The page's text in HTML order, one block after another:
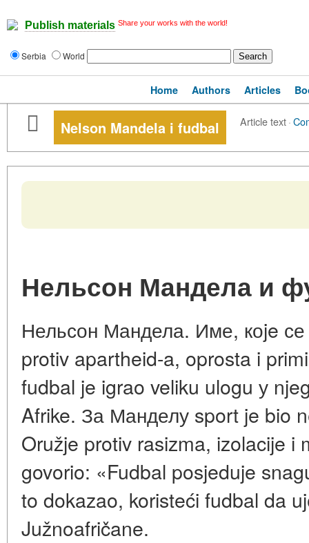
Publish materials Share your works with the world!
Serbia World
Home Authors Articles
Nelson Mandela i fudbal Article text·
Нельсон Мандела и
Нельсон Мандела. Име, коje
protiv apartheid-a, oprosta i
fudbal je igrao veliku ulogu у
Afrike. За Манделу sport je bio
Oružje protiv rasizma, izolacije
govorio: «Fudbal posjeduje
to dokazao, koristeći fudbal da
Južnoafričane.